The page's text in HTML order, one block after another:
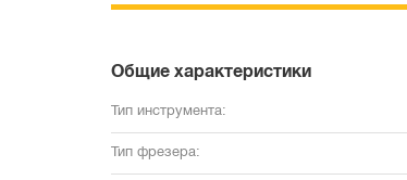
Общие характеристики
Тип инструмента:
Тип фрезера: